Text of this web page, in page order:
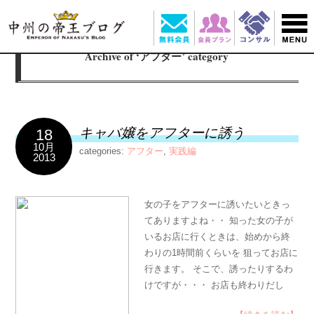
Archive of ‘アフター’ category
18
10月
2013
キャバ嬢をアフターに誘う
categories: アフター ,実践編
女の子をアフターに誘いたいときっ
てありますよね・・ 知った女の子が
いるお店に行くときは、始めから終
わりの1時間前くらいを 狙ってお店に
行きます。 そこで、誘ったりするわ
けですが・・・ お店も終わりだし